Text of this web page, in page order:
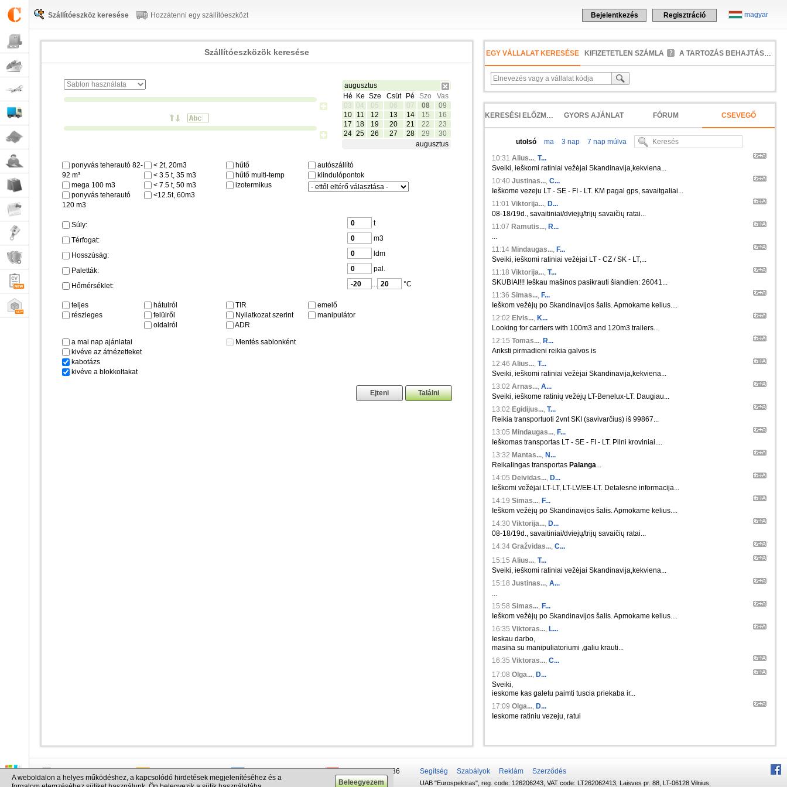
magyar
Bejelentkezés Regisztráció
Szállítóeszköz keresése Hozzátenni egy szállítóeszközt
Szállítóeszközök keresése
augusztus
Hé
Ke Sze Csüt Pé Szo
Vas
03
04 05 06 07 08
09
10
11 12 13 14 15
16
17
18 19 20 21 22
23
24 25 26 27 28 29
30
augusztus
ponyvás teherautó 82-
92 m³
mega 100 m3
ponyvás teherautó
120 m3
< 2t, 20m3
< 3.5 t, 35 m3
< 7.5 t, 50 m3
<12.5t, 60m3
hűtő
hűtő multi-temp
izotermikus
autószállító
kiindulópontok
Súly: t
Térfogat: m3
Hosszúság: ldm
Paletták: pal.
Hőmérséklet: °C
teljes
részleges
hátulról
felülről
oldalról
TIR
Nyilatkozat szerint
ADR
emelő
manipulátor
a mai nap ajánlatai
kivéve az átnézetteket
kabotázs
kivéve a blokkoltakat
Mentés sablonként
EGY VÁLLALAT KERESÉSE KIFIZETETLEN SZÁMLA A TARTOZÁS BEHAJTÁSA
KERESÉSI ELŐZMÉNYEK GYORS AJÁNLAT FÓRUM CSEVEGŐ
utolsó ma 3 nap
7 nap múlva
10:31 Alius..., T...
Sveiki, ieškomi ratiniai vežėjai Skandinavija,kekviena...
10:40 Justinas..., C...
Ieškome vezeju LT - SE - FI - LT. KM pagal gps, savaitgaliai...
11:01 Viktorija..., D...
08-18/19d., savaitiniai/dviejų/trijų savaičių ratai...
11:07 Ramutis..., R...
...
11:14 Mindaugas..., F...
Sveiki, ieškomi ratiniai vežėjai LT - CZ / SK - LT,...
11:18 Viktorija..., T...
SKUBIAI!!! Ieškau mašinos pasikrauti šiandien: 26041...
11:36 Simas..., F...
Ieškom vežėjų po Skandinavijos šalis. Apmokame kelius....
12:02 Elvis..., K...
Looking for carriers with 100m3 and 120m3 trailers...
12:15 Tomas..., R...
Anksti pirmadieni reikia galvos is
12:46 Alius..., T...
Sveiki, ieškomi ratiniai vežėjai Skandinavija,kekviena...
13:02 Arnas..., A...
Sveiki, ieškome ratinių vežėjų LT-Benelux-LT. Daugiau...
13:02 Egidijus..., T...
Reikia transportuoti 2vnt SKI (savivarčius) iš 99867...
13:05 Mindaugas..., F...
Ieškomas transportas LT - SE - FI - LT. Pilni kroviniai....
13:32 Mantas..., N...
Reikalingas transportas Palanga...
14:05 Deividas..., D...
Ieškomi vežėjai LT-LT, LT-LV/EE-LT. Detalesnė informacija...
14:19 Simas..., F...
Ieškom vežėjų po Skandinavijos šalis. Apmokame kelius....
14:30 Viktorija..., D...
08-18/19d., savaitiniai/dviejų/trijų savaičių ratai...
14:34 Gražvidas..., C...
15:15 Alius..., T...
Sveiki, ieškomi ratiniai vežėjai Skandinavija,kekviena...
15:18 Justinas..., A...
...
15:58 Simas..., F...
Ieškom vežėjų po Skandinavijos šalis. Apmokame kelius....
16:35 Viktoras..., L...
Ieskau darbo,
masina su manipuliatoriumi ,galiu krauti...
16:35 Viktoras..., C...
17:08 Olga..., D...
Sveiki,
ieskome kas galetu paimti tuscia priekaba ir...
17:09 Olga..., D...
Ieskome ratiniu vezeju, ratui
info@cargo.lt
+370 655 17777
+380 50 337-20-47
+375 29 679-1236
Segítség Szabályok Reklám Szerződés
UAB "Eurospektras", reg. code: 126206243, VAT code: LT262062413, Laisves pr. 88, LT-06128 Vilnius,
A weboldalon a helyes működéshez, a kapcsolódó hirdetések megjelenítéséhez és a